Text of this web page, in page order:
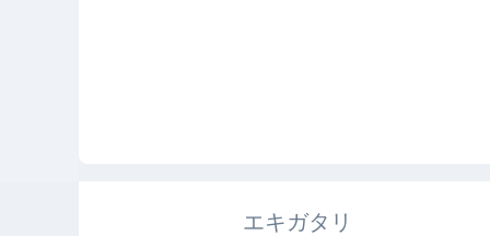
エキガタリ